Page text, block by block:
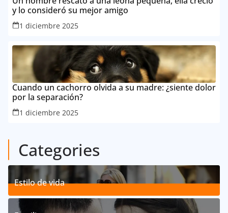
y lo consideró su mejor amigo
1 diciembre 2025
Cuando un cachorro olvida a su madre: ¿siente dolor
por la separación?
1 diciembre 2025
Categories
Estilo de vida
192Posts